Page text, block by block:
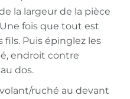
la largeur de la pièce
fois que tout est
fils. Puis épinglez les
endroit contre
dos.
ruché au devant